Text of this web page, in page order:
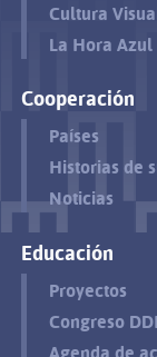
Cultura
La Hora Azul
Cooperación
Países
Historias de
Noticias
Educación
Proyectos
Congreso